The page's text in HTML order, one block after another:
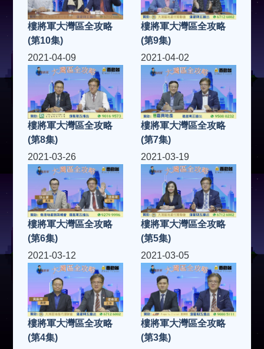
樓將軍大灣區全攻略
(第10集)
樓將軍大灣區全攻略
(第9集)
2021-04-09
樓將軍大灣區全攻略
(第8集)
2021-04-02
樓將軍大灣區全攻略
(第7集)
2021-03-26
樓將軍大灣區全攻略
(第6集)
2021-03-19
樓將軍大灣區全攻略
(第5集)
2021-03-12
樓將軍大灣區全攻略
(第4集)
2021-03-05
樓將軍大灣區全攻略
(第3集)